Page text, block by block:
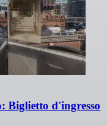
Biglietto d'ingresso